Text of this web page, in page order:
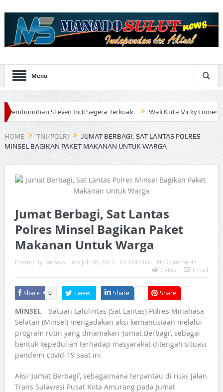
Menu
Steven Indi Segera Terkuak Wali Kota Vicky Lumentut
HOME TNI/POLRI
JUMAT BERBAGI, SAT LANTAS POLRES
MINSEL BAGIKAN PAKET MAKANAN UNTUK WARGA
Jumat Berbagi, Sat Lantas
Polres Minsel Bagikan Paket
Makanan Untuk Warga
Posted By: Redaksi on: Juli 30, 2021 In: TNI/Polri
No Comments
Cetak
Email
Share 0 Tweet Share Share
MINSEL– Satuan Lalulintas (Sat Lantas) Polres Minahasa
Selatan (Minsel) mengadakan aksi kemanusiaan melalui
program rutin yang dinamakan ‘Jumat Berbagi’, sebagai
bentuk kepedulian terhadap masyarakat ditengah situasi
pandemi covid-19 saat ini.
Aksi ‘Jumat Berbagi’, sebagaimana terpantau di ruas Jalan
Trans Sulawesi Pusat Kota Amurang pada Jumat